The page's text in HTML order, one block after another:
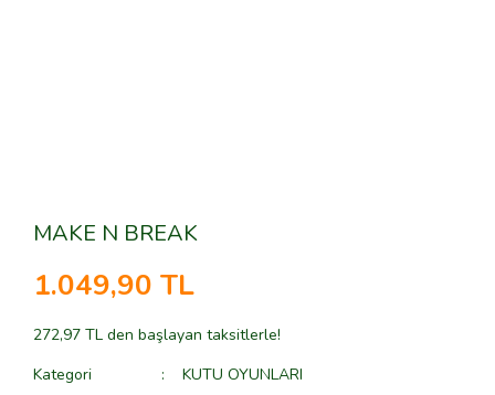
MAKE N BREAK
1.049,90 TL
272,97 TL den başlayan taksitlerle!
Kategori
KUTU OYUNLARI